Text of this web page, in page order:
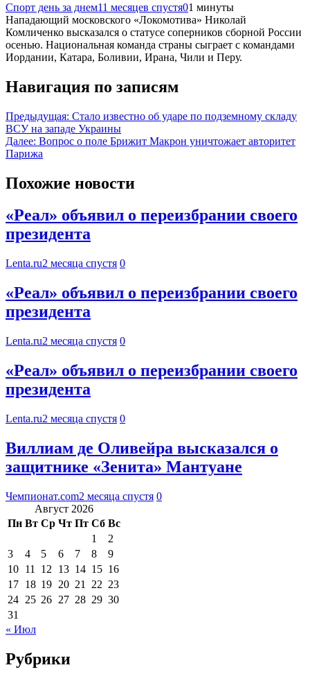
Спорт день за днем11 месяцев спустя01 минуты
Нападающий московского «Локомотива» Николай
Комличенко высказался о статусе соперников сборной России
осенью. Национальная команда страны сыграет с командами
Иордании, Катара, Боливии, Ирана, Чили и Перу.
Навигация по записям
Предыдущая: Стало известно об ударе по подземному складу
ВСУ на западе Украины
Далее: Вопрос о поле Брижит Макрон уничтожает авторитет
Парижа
Похожие новости
«Реал» объявил о переизбрании своего
президента
Lenta.ru2 месяца спустя 0
«Реал» объявил о переизбрании своего
президента
Lenta.ru2 месяца спустя 0
«Реал» объявил о переизбрании своего
президента
Lenta.ru2 месяца спустя 0
Виллиам де Оливейра высказался о
защитнике «Зенита» Мантуане
Чемпионат.com2 месяца спустя 0
Август 2026
Пн Вт Ср Чт Пт Сб Вс
1
2
3
4 5 6 7 8
9
10 11 12 13 14 15 16
17 18 19 20 21 22 23
24 25 26 27 28 29 30
31
« Июл
Рубрики